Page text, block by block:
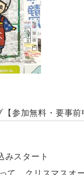
参加無料・要事前
みスタート